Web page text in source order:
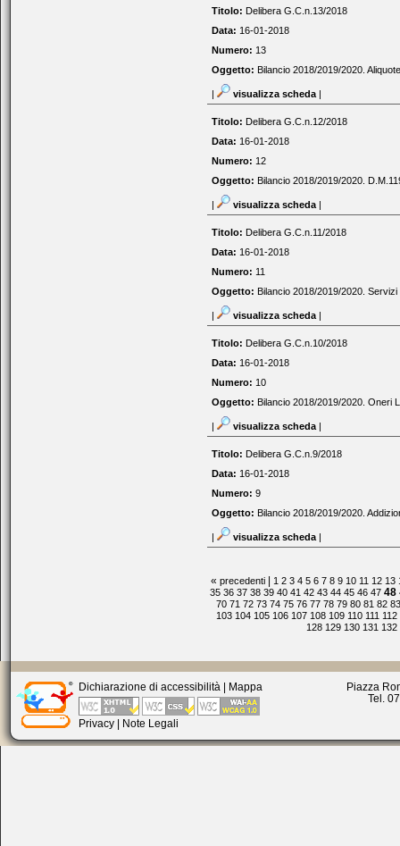
Titolo: Delibera G.C.n.13/2018
Data: 16-01-2018
Numero: 13
Oggetto: Bilancio 2018/2019/2020.
| visualizza scheda |
Titolo: Delibera G.C.n.12/2018
Data: 16-01-2018
Numero: 12
Oggetto: Bilancio 2018/2019/2020.
| visualizza scheda |
Titolo: Delibera G.C.n.11/2018
Data: 16-01-2018
Numero: 11
Oggetto: Bilancio 2018/2019/2020.
| visualizza scheda |
Titolo: Delibera G.C.n.10/2018
Data: 16-01-2018
Numero: 10
Oggetto: Bilancio 2018/2019/2020. Oneri
| visualizza scheda |
Titolo: Delibera G.C.n.9/2018
Data: 16-01-2018
Numero: 9
Oggetto: Bilancio 2018/2019/2020.
| visualizza scheda |
«precedenti | 1 2 3 4 5 6 7 8 9 10 11 12 13
35 36 37 38 39 40 41 42 43 44 45 46 47 48
70 71 72 73 74 75 76 77 78 79 80 81 82
103 104 105 106 107 108 109 110 111 112
128 129 130 131 132
Dichiarazione di accessibilità | Mappa
Privacy | Note Legali
Piazza
Tel.